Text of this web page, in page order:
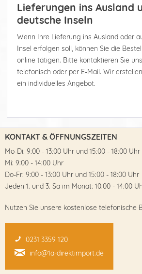
Lieferungen ins Ausland
deutsche Inseln
Wenn Ihre Lieferung ins Ausland oder
Insel erfolgen soll, können Sie die
online tätigen. Bitte kontaktieren Sie
telefonisch oder per E-Mail. Wir
ein individuelles Angebot.
KONTAKT & ÖFFNUNGSZEITEN
Mo-Di: 9:00 - 13:00 Uhr und 15:00 - 18:00 Uhr
Mi: 9:00 - 14:00 Uhr
Do-Fr: 9:00 - 13:00 Uhr und 15:00 - 18:00 Uhr
Jeden 1. und 3. Sa im Monat: 10:00 - 14:00
Nutzen Sie unsere kostenlose telefonische
0231 3359 120
info@1a-direktimport.de